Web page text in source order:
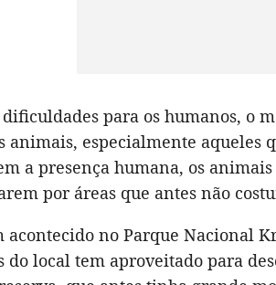
para os humanos, o
animais, especialmente aqueles
a presença humana, os
por áreas que antes não
acontecido no Parque Nacional
do local tem aproveitado para